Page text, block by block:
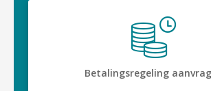
Betalingsregeling